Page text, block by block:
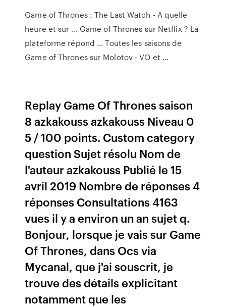
Game of Thrones : The Last Watch - A quelle
heure et sur ... Game of Thrones sur Netflix ? La
plateforme répond ... Toutes les saisons de
Game of Thrones sur Molotov - VO et ...
Replay Game Of Thrones saison
8 azkakouss azkakouss Niveau 0
5 / 100 points. Custom category
question Sujet résolu Nom de
l'auteur azkakouss Publié le 15
avril 2019 Nombre de réponses 4
réponses Consultations 4163
vues il y a environ un an sujet q.
Bonjour, lorsque je vais sur Game
Of Thrones, dans Ocs via
Mycanal, que j'ai souscrit, je
trouve des détails explicitant
notamment que les